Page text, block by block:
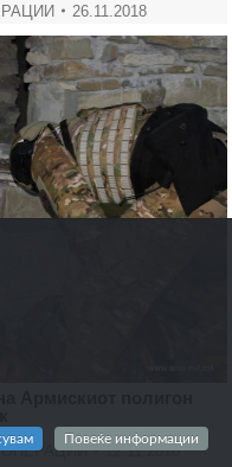
26.11.2018
ОПЕРАЦИИ 12.11.2018
Повеќе информации